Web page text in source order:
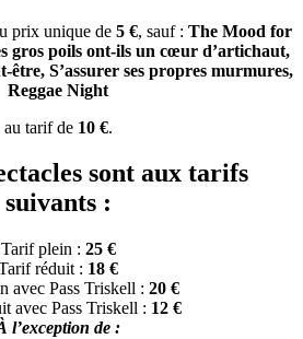
prix unique de 5 €, sauf : The Mood for
gros poils ont-ils un cœur d’artichaut,
être, S’assurer ses propres murmures,
Reggae Night
au tarif de 10 €.
sont aux tarifs
suivants :
Tarif plein : 25 €
réduit : 18 €
avec Pass Triskell : 20 €
avec Pass Triskell : 12 €
l’exception de :